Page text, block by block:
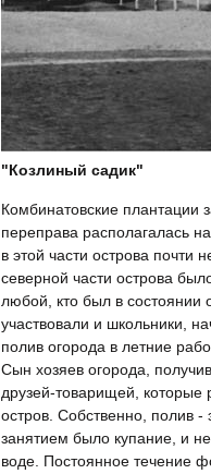
"Козлиный садик"
Комбинатовские плантации
переправа располагалась
в этой части острова
северной части острова
любой, кто был в состоянии
участвовали и школьники,
полив огорода в летние
Сын хозяев огорода,
друзей-товарищей, которые
остров. Собственно, полив
занятием было купание, и
воде. Постоянное течение